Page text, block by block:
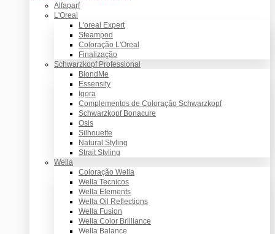
Alfaparf
L'Oreal
L'oreal Expert
Steampod
Coloração L'Oreal
Finalização
Schwarzkopf Professional
BlondMe
Essensity
Igora
Complementos de Coloração Schwarzkopf
Schwarzkopf Bonacure
Osis
Silhouette
Natural Styling
Strait Styling
Wella
Coloração Wella
Wella Tecnicos
Wella Elements
Wella Oil Reflections
Wella Fusion
Wella Color Brilliance
Wella Balance